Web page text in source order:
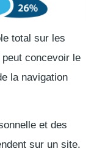
total sur les
concevoir le
la navigation
et des
sur un site.